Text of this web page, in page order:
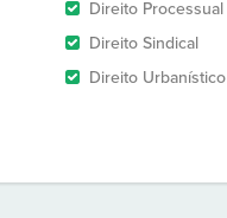
Direito
Direito Sindical
Direito Urbanístico